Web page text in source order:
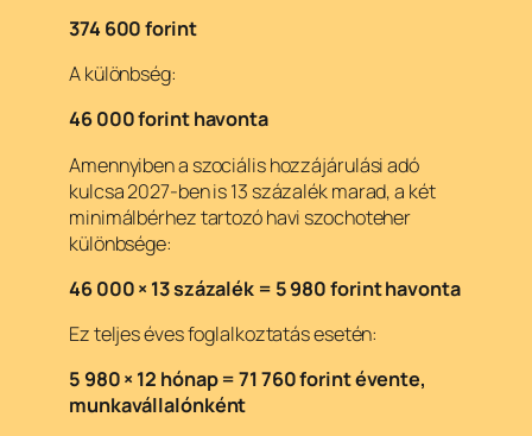
374 600 forint
A különbség:
46 000 forint havonta
Amennyiben a szociális hozzájárulási adó
kulcsa 2027-ben is 13 százalék marad, a két
minimálbérhez tartozó havi szochoteher
különbsége:
46 000 × 13 százalék = 5 980 forint havonta
Ez teljes éves foglalkoztatás esetén:
5 980 × 12 hónap = 71 760 forint évente,
munkavállalónként